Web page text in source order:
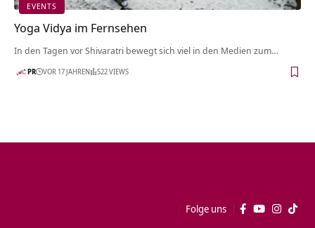
EVENTS
Yoga Vidya im Fernsehen
In den Tagen vor Shivaratri bewegt sich viel in den Medien zum…
PR VOR 17 JAHREN 522 VIEWS
Folge uns